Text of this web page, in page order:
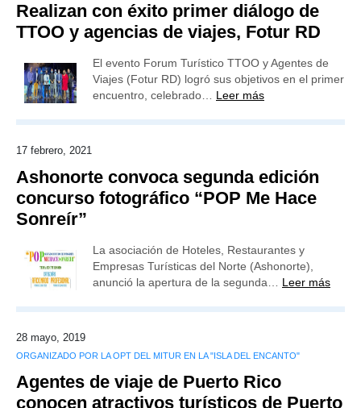
Realizan con éxito primer diálogo de
TTOO y agencias de viajes, Fotur RD
El evento Forum Turístico TTOO y Agentes de
Viajes (Fotur RD) logró sus objetivos en el primer
encuentro, celebrado… Leer más
17 febrero, 2021
Ashonorte convoca segunda edición
concurso fotográfico “POP Me Hace
Sonreír”
La asociación de Hoteles, Restaurantes y
Empresas Turísticas del Norte (Ashonorte),
anunció la apertura de la segunda… Leer más
28 mayo, 2019
ORGANIZADO POR LA OPT DEL MITUR EN LA "ISLA DEL ENCANTO"
Agentes de viaje de Puerto Rico
conocen atractivos turísticos de Puerto